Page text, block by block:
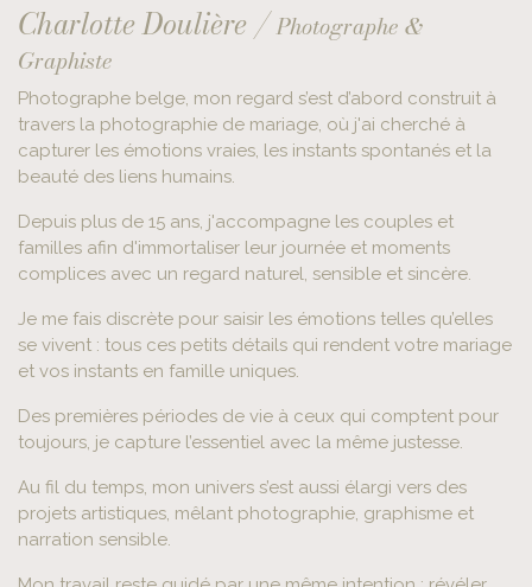
Charlotte Doulière /Photographe &
Graphiste
Photographe belge, mon regard s’est d’abord construit à
travers la photographie de mariage, où j'ai cherché à
capturer les émotions vraies, les instants spontanés et la
beauté des liens humains.
Depuis plus de 15 ans, j'accompagne les couples et
familles afin d'immortaliser leur journée et moments
complices avec un regard naturel, sensible et sincère.
Je me fais discrète pour saisir les émotions telles qu’elles
se vivent : tous ces petits détails qui rendent votre mariage
et vos instants en famille uniques.
Des premières périodes de vie à ceux qui comptent pour
toujours, je capture l’essentiel avec la même justesse.
Au fil du temps, mon univers s’est aussi élargi vers des
projets artistiques, mêlant photographie, graphisme et
narration sensible.